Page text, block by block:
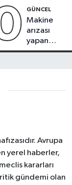
GÜNCEL
Makine
arızası
yapan
tanker,
alındı
Avrupa
yerel haberler,
kararları
gündemi olan